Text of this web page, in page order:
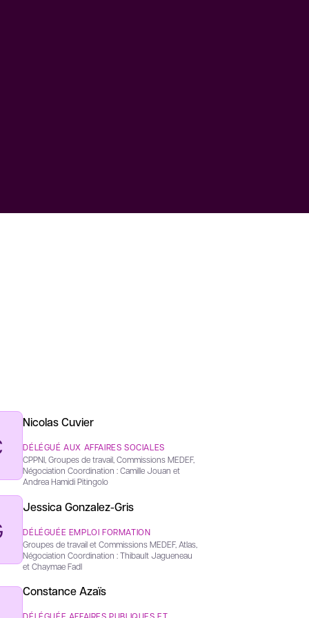
CPPNI, Groupes de travail, Commissions MEDEF,
Négociation Coordination : Camille Jouan et
Andrea Hamidi Pitingolo
Nicolas Cuvier
DÉLÉGUÉ AUX AFFAIRES SOCIALES
Groupes de travail et Commissions MEDEF, Atlas,
Négociation Coordination : Thibault Jagueneau
et Chaymae Fadl
Jessica Gonzalez-Gris
DÉLÉGUÉE EMPLOI FORMATION
Constance Azaïs